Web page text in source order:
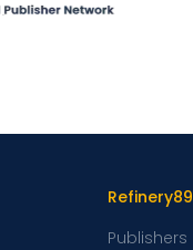
Refinery89
Publishers